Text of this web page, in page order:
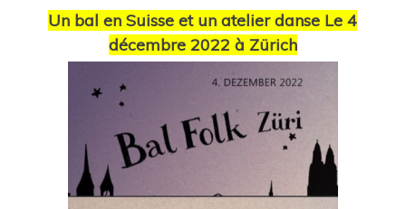
Un bal en Suisse et un atelier danse Le 4
décembre 2022 à Zürich